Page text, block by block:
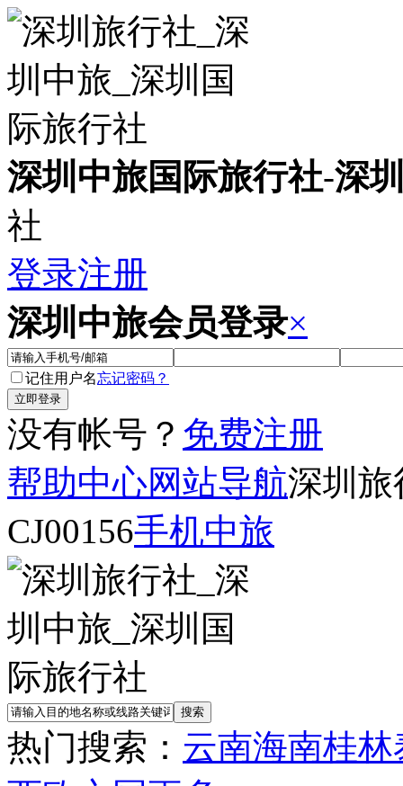
深圳中旅国际旅行社-深
社
登录注册
深圳中旅会员登录×
记住用户名忘记密码？
没有帐号？ 免费注册
帮助中心网站导航深圳旅
CJ00156手机中旅
热门搜索： 云南海南桂林